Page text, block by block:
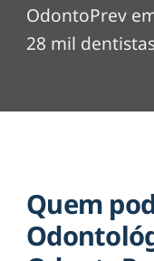
OdontoPrev
28 mil
Quem